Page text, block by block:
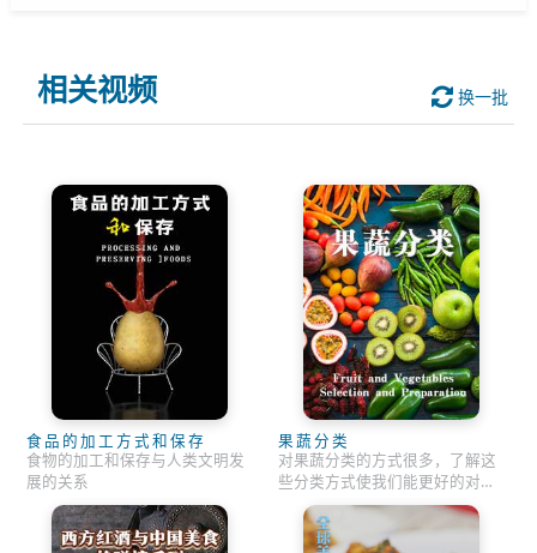
相关视频 换一批
食品的加工方式和保存
食物的加工和保存与人类文明发
展的关系
果蔬分类
对果蔬分类的方式很多，了解这
些分类方式使我们能更好的对食
材进行选择与准备。